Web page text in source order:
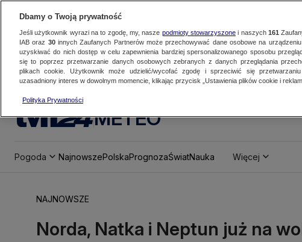
METEO
Pogoda NajnowszePolskaPrognozaŚwiatNauka Więcej
NAJNOWSZE
Norda, Natka i Neptun już na
Dbamy o Twoją prywatność
Jeśli użytkownik wyrazi na to zgodę, my, nasze podmioty stowarzyszonei naszych 161
IAB oraz 30innych Zaufanych Partnerów może przechowywać dane osobowe na
uzyskiwać do nich dostęp w celu zapewnienia bardziej spersonalizowanego sposobu
się to poprzez przetwarzanie danych osobowych zebranych z danych przeglądania
plikach cookie. Użytkownik może udzielić/wycofać zgodę i sprzeciwić się
uzasadniony interes w dowolnym momencie, klikając przycisk „Ustawienia plików cookie i
Polityka Prywatności